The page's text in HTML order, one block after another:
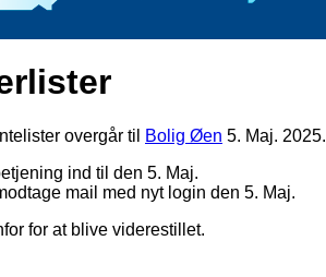
overgår til Bolig Øen 5. Maj. 2025.
ind til den 5. Maj.
mail med nyt login den 5. Maj.
for at blive viderestillet.